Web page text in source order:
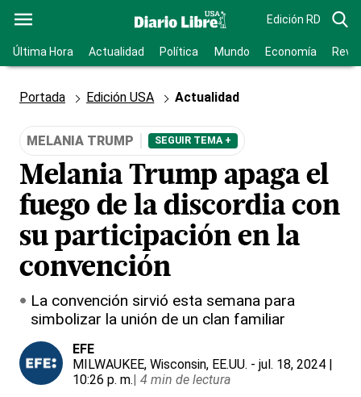
Edición RD
Última Hora Actualidad Política Mundo Economía
Portada Edición USA Actualidad
MELANIA TRUMP SEGUIR TEMA +
Melania Trump apaga el
fuego de la discordia con
su participación en la
convención
La convención sirvió esta semana para
simbolizar la unión de un clan familiar
EFE
MILWAUKEE, Wisconsin, EE.UU. - jul. 18, 2024 |
10:26 p. m.| 4 min de lectura